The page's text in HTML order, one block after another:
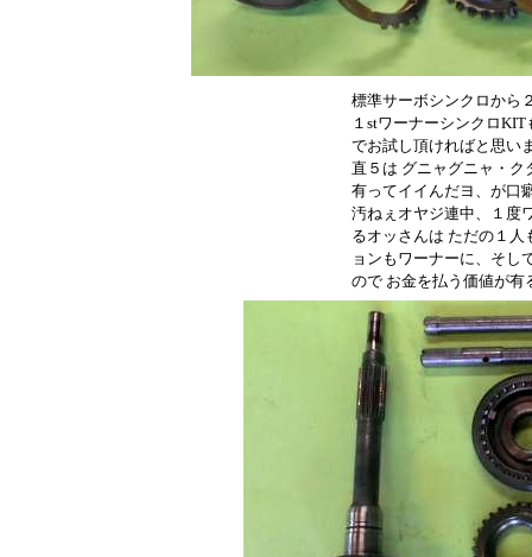
標準サーボシンクロから
１stワーナーシンクロ
でお試し頂ければと思い
直５は グニャグニャ・
有ってイイんだヨ、が口
汚ねぇオヤジ連中、１度
るオッさんは ただの１
ョンもワーナーに、そし
ので お金を払う価値が有